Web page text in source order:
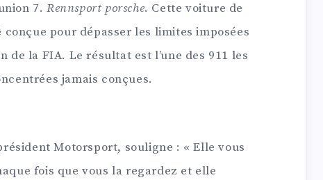
7.Rennsport porsche. Cette voiture de
pour dépasser les limites imposées
de la FIA. Le résultat est l’une des 911 les
jamais conçues.
Motorsport, souligne : « Elle vous
fois que vous la regardez et elle